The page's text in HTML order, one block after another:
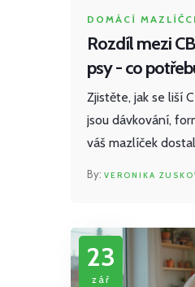
DOMÁCÍ
Rozdíl mezi
psy - co
Zjistěte, jak se liší
jsou dávkování,
váš mazlíček
VERONIKA
23
zář